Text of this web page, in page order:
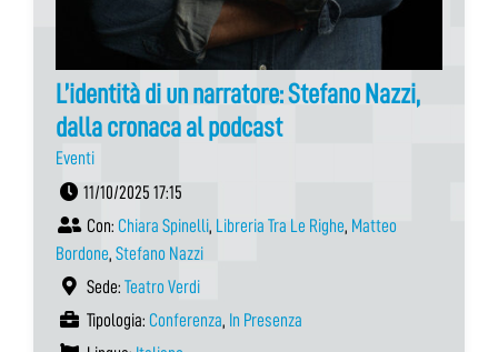
L’identità di un narratore: Stefano Nazzi,
dalla cronaca al podcast
Eventi
11/10/2025 17:15
Con: Chiara Spinelli, Libreria Tra Le Righe, Matteo
Bordone, Stefano Nazzi
Sede: Teatro Verdi
Tipologia: Conferenza, In Presenza